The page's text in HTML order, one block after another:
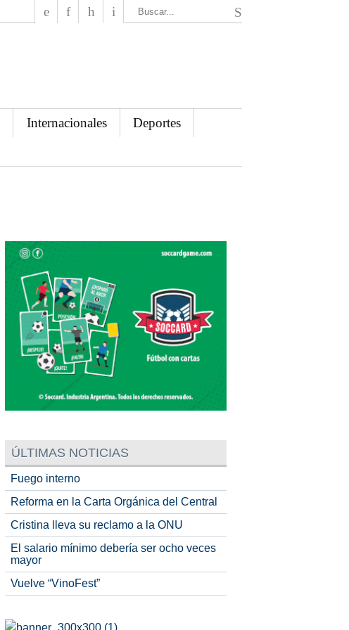
Internacionales
Deportes
ÚLTIMAS NOTICIAS
Fuego interno
Reforma en la Carta Orgánica del Central
Cristina lleva su reclamo a la ONU
El salario mínimo debería ser ocho veces
mayor
Vuelve “VinoFest”